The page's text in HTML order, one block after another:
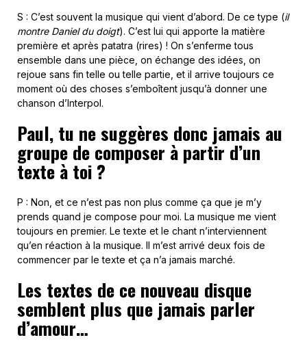
S : C’est souvent la musique qui vient d’abord. De ce type (il
montre Daniel du doigt). C’est lui qui apporte la matière
première et après patatra (rires) ! On s’enferme tous
ensemble dans une pièce, on échange des idées, on
rejoue sans fin telle ou telle partie, et il arrive toujours ce
moment où des choses s’emboîtent jusqu’à donner une
chanson d’Interpol.
Paul, tu ne suggères donc jamais au
groupe de composer à partir d’un
texte à toi ?
P : Non, et ce n’est pas non plus comme ça que je m’y
prends quand je compose pour moi. La musique me vient
toujours en premier. Le texte et le chant n’interviennent
qu’en réaction à la musique. Il m’est arrivé deux fois de
commencer par le texte et ça n’a jamais marché.
Les textes de ce nouveau disque
semblent plus que jamais parler
d’amour…